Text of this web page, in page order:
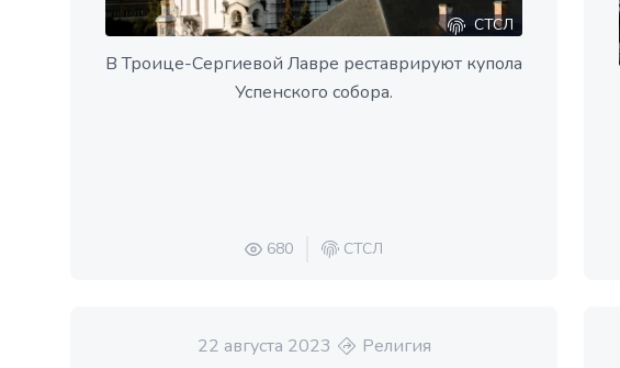
СТСЛ
В Троице-Сергиевой Лавре реставрируют купола
Успенского собора.
680 СТСЛ
22 августа 2023 Религия